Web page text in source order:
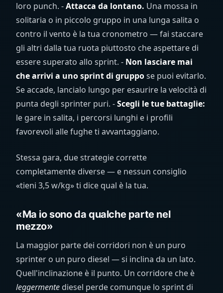
loro punch. -Attacca da lontano. Una mossa in
solitaria o in piccolo gruppo in una lunga salita o
contro il vento è la tua cronometro — fai staccare
gli altri dalla tua ruota piuttosto che aspettare di
essere superato allo sprint. - Non lasciare mai
che arrivi a uno sprint di gruppose puoi evitarlo.
Se accade, lancialo lungo per esaurire la velocità di
punta degli sprinter puri. -Scegli le tue battaglie:
le gare in salita, i percorsi lunghi e i profili
favorevoli alle fughe ti avvantaggiano.
Stessa gara, due strategie corrette
completamente diverse — e nessun consiglio
«tieni 3,5 w/kg» ti dice qual è la tua.
«Ma io sono da qualche parte nel
mezzo»
La maggior parte dei corridori non è un puro
sprinter o un puro diesel — si inclina da un lato.
Quell'inclinazione è il punto. Un corridore che è
leggermente diesel perde comunque lo sprint di